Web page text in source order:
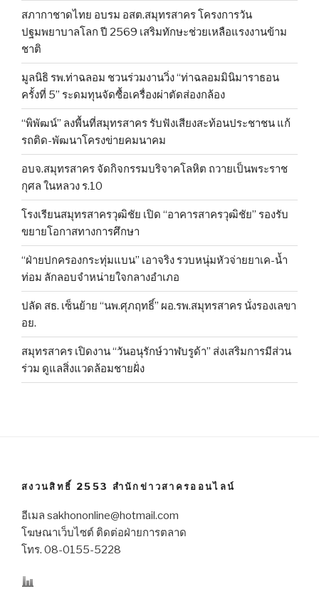
สภากาชาดไทย อบรม อสต.สมุทรสาคร โครงการวัน
ปฐมพยาบาลโลก ปี 2569 เสริมทักษะช่วยเหลือแรงงานข้าม
ชาติ
มูลนิธิ รพ.ท่าฉลอม ชวนร่วมงานวิ่ง “ท่าฉลอมมินิมาราธอน
ครั้งที่ 5” ระดมทุนจัดซื้อเครื่องผ่าตัดส่องกล้อง
“พิพัฒน์” ลงพื้นที่สมุทรสาคร รับฟังเสียงสะท้อนประชาชน แก้
รถติด-พัฒนาโครงข่ายคมนาคม
อบจ.สมุทรสาคร จัดกิจกรรมบริจาคโลหิต ถวายเป็นพระราช
กุศล ในหลวง ร.10
โรงเรียนสมุทรสาครวุฒิชัย เปิด “อาคารสาครวุฒิชัย” รองรับ
ขยายโอกาสทางการศึกษา
“ฝ่ายปกครองกระทุ่มแบน” เอาจริง รวบหนุ่มหัวจ่ายยาเค-น้ำ
ท่อม ลักลอบจำหน่ายใจกลางอำเภอ
ปลัด สธ. เซ็นย้าย “นพ.ศุภฤทธิ์” ผอ.รพ.สมุทรสาคร นั่งรองเลขา
อย.
สมุทรสาคร เปิดงาน “วันอนุรักษ์วาฬบรูด้า” ส่งเสริมการมีส่วน
ร่วม ดูแลสิ่งแวดล้อมชายฝั่ง
สงวนสิทธิ์ 2553 สำนักข่าวสาครออนไลน์
อีเมล sakhononline@hotmail.com
โฆษณาเว็บไซต์ ติดต่อฝ่ายการตลาด
โทร. 08-0155-5228